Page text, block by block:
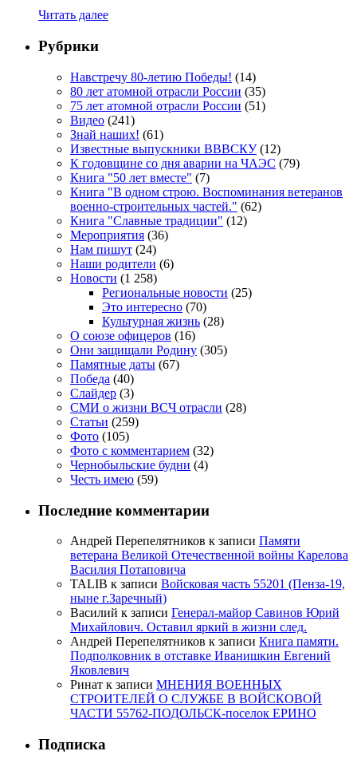
Читать далее
Рубрики
Навстречу 80-летию Победы! (14)
80 лет атомной отрасли России (35)
75 лет атомной отрасли России (51)
Видео (241)
Знай наших! (61)
Известные выпускники ВВВСКУ(12)
К годовщине со дня аварии на ЧАЭС (79)
Книга "50 лет вместе" (7)
Книга "В одном строю. Воспоминания ветеранов
военно-строительных частей." (62)
Книга "Славные традиции" (12)
Мероприятия (36)
Нам пишут (24)
Наши родители (6)
Новости (1 258)
Региональные новости (25)
Это интересно (70)
Культурная жизнь (28)
О союзе офицеров (16)
Они защищали Родину (305)
Памятные даты (67)
Победа (40)
Слайдер (3)
СМИ о жизни ВСЧ отрасли (28)
Статьи (259)
Фото (105)
Фото с комментарием (32)
Чернобыльские будни (4)
Честь имею (59)
Последние комментарии
Андрей Перепелятников к записи Памяти
ветерана Великой Отечественной войны Карелова
Василия Потаповича
TALIB к записи Войсковая часть 55201 (Пенза-19,
ныне г.Заречный)
Василий к записи Генерал-майор Савинов Юрий
Михайлович. Оставил яркий в жизни след.
Андрей Перепелятников к записи Книга памяти.
Подполковник в отставке Иванишкин Евгений
Яковлевич
Ринат к записи МНЕНИЯ ВОЕННЫХ
СТРОИТЕЛЕЙ О СЛУЖБЕ В ВОЙСКОВОЙ
ЧАСТИ 55762-ПОДОЛЬСК-поселок ЕРИНО
Подписка